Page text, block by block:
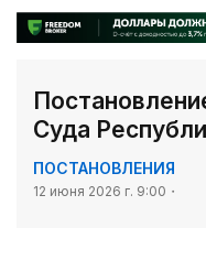
Суда
ПОСТАНОВЛЕНИЯ
12 июня 2026 г. 9:00